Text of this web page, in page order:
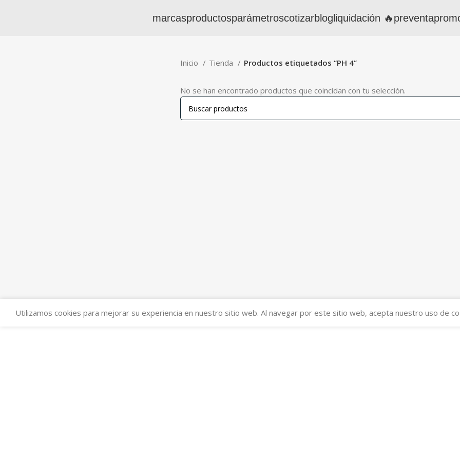
marcasproductosparámetroscotizarblog liquidación 🔥preventa
Inicio Tienda Productos etiquetados “PH 4”
No se han encontrado productos que coincidan con tu selección.
Utilizamos cookies para mejorar su experiencia en nuestro sitio web. Al navegar por este sitio web, acepta nuestro uso de